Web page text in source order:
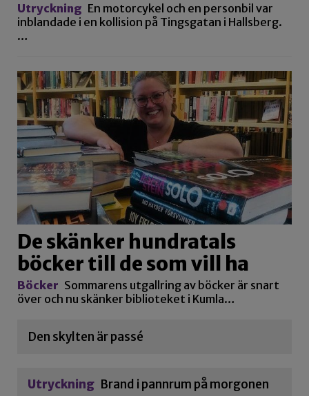
Utryckning En motorcykel och en personbil var
inblandade i en kollision på Tingsgatan i Hallsberg.
…
De skänker hundratals
böcker till de som vill ha
Böcker Sommarens utgallring av böcker är snart
över och nu skänker biblioteket i Kumla…
Den skylten är passé
Utryckning Brand i pannrum på morgonen